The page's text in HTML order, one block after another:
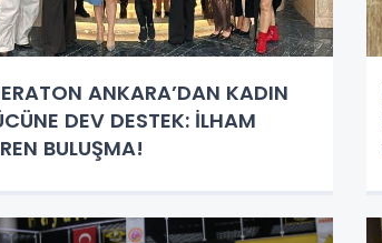
ANKARA’DAN KADIN
DEV DESTEK: İLHAM
BULUŞMA!